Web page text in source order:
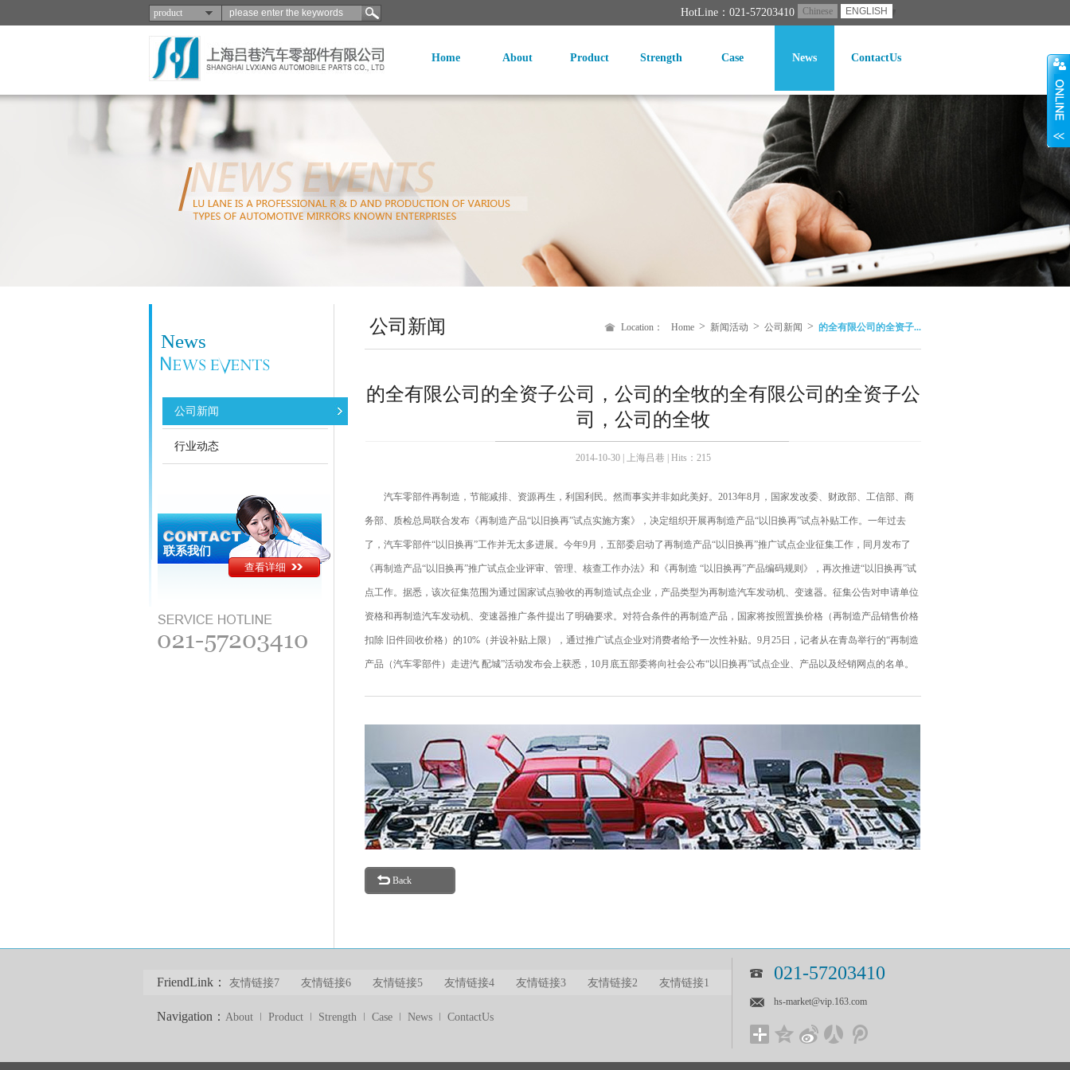
product HotLine：021-57203410 Chinese ENGLISH
Home About Product Strength Case News ContactUs
News
公司新闻
行业动态
查看详细
联系我们
公司新闻 Location： Home > 新闻活动 > 公司新闻 > 的全有限公司的全资子...
的全有限公司的全资子公司，公司的全牧的全有限公司的全资子公
司，公司的全牧
2014-10-30 | 上海吕巷 | Hits： 215
汽车零部件再制造，节能减排、资源再生，利国利民。然而事实并非如此美好。2013年8月，国家发改委、财政部、工信部、商
务部、质检总局联合发布《再制造产品“以旧换再”试点实施方案》，决定组织开展再制造产品“以旧换再”试点补贴工作。一年过去
了，汽车零部件“以旧换再”工作并无太多进展。今年9月，五部委启动了再制造产品“以旧换再”推广试点企业征集工作，同月发布了
《再制造产品“以旧换再”推广试点企业评审、管理、核查工作办法》和《再制造 “以旧换再”产品编码规则》，再次推进“以旧换再”试
点工作。据悉，该次征集范围为通过国家试点验收的再制造试点企业，产品类型为再制造汽车发动机、变速器。征集公告对申请单位
资格和再制造汽车发动机、变速器推广条件提出了明确要求。对符合条件的再制造产品，国家将按照置换价格（再制造产品销售价格
扣除 旧件回收价格）的10%（并设补贴上限），通过推广试点企业对消费者给予一次性补贴。9月25日，记者从在青岛举行的“再制造
产品（汽车零部件）走进汽 配城”活动发布会上获悉，10月底五部委将向社会公布“以旧换再”试点企业、产品以及经销网点的名单。
Back
FriendLink： 友情链接7 友情链接6 友情链接5 友情链接4 友情链接3 友情链接2 友情链接1
Navigation： About Product Strength Case News ContactUs
021-57203410
hs-market@vip.163.com